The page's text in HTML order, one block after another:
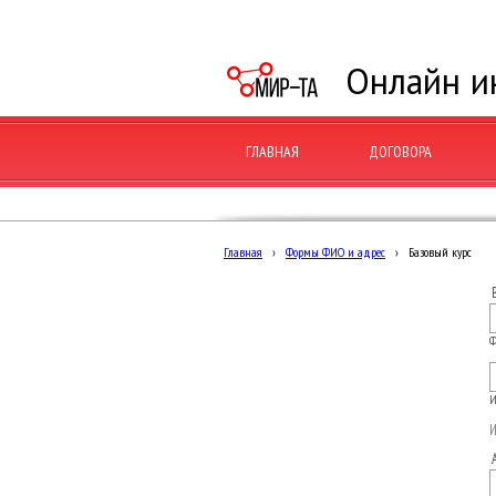
Онлайн
ГЛАВНАЯ ДОГОВОРА
Главная › Формы ФИО и адрес › Базовый курс